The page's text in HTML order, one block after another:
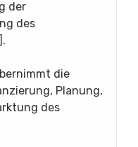
der
des
die
Planung,
des